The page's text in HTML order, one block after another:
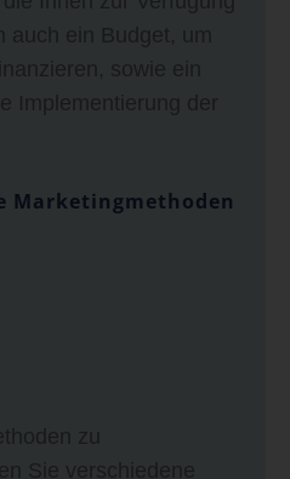
auch ein Budget, um
sowie ein
Implementierung der
Marketingmethoden
zu
Sie verschiedene